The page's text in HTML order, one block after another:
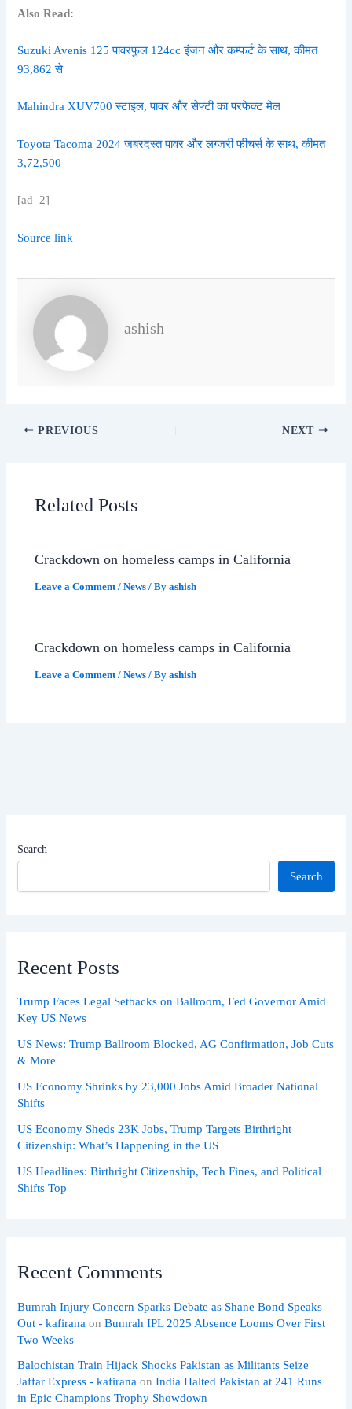
Also Read:
Suzuki Avenis 125 पावरफुल 124cc इंजन और कम्फर्ट के साथ, कीमत
93,862 से
Mahindra XUV700 स्टाइल, पावर और सेफ्टी का परफेक्ट मेल
Toyota Tacoma 2024 जबरदस्त पावर और लग्जरी फीचर्स के साथ, कीमत
3,72,500
[ad_2]
Source link
ashish
PREVIOUS NEXT
Related Posts
Crackdown on homeless camps in California
Leave a Comment /News / Byashish
Crackdown on homeless camps in California
Leave a Comment /News / Byashish
Search
Search
Recent Posts
Trump Faces Legal Setbacks on Ballroom, Fed Governor Amid
Key US News
US News: Trump Ballroom Blocked, AG Confirmation, Job Cuts
& More
US Economy Shrinks by 23,000 Jobs Amid Broader National
Shifts
US Economy Sheds 23K Jobs, Trump Targets Birthright
Citizenship: What’s Happening in the US
US Headlines: Birthright Citizenship, Tech Fines, and Political
Shifts Top
Recent Comments
Bumrah Injury Concern Sparks Debate as Shane Bond Speaks
Out - kafirana onBumrah IPL 2025 Absence Looms Over First
Two Weeks
Balochistan Train Hijack Shocks Pakistan as Militants Seize
Jaffar Express - kafirana onIndia Halted Pakistan at 241 Runs
in Epic Champions Trophy Showdown